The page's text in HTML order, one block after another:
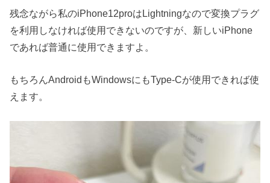
残念ながら私のiPhone12proはLightningなので変換プラグ
を利用しなければ使用できないのですが、新しいiPhone
であれば普通に使用できますよ。
もちろんAndroidもWindowsにもType-Cが使用できれば使
えます。